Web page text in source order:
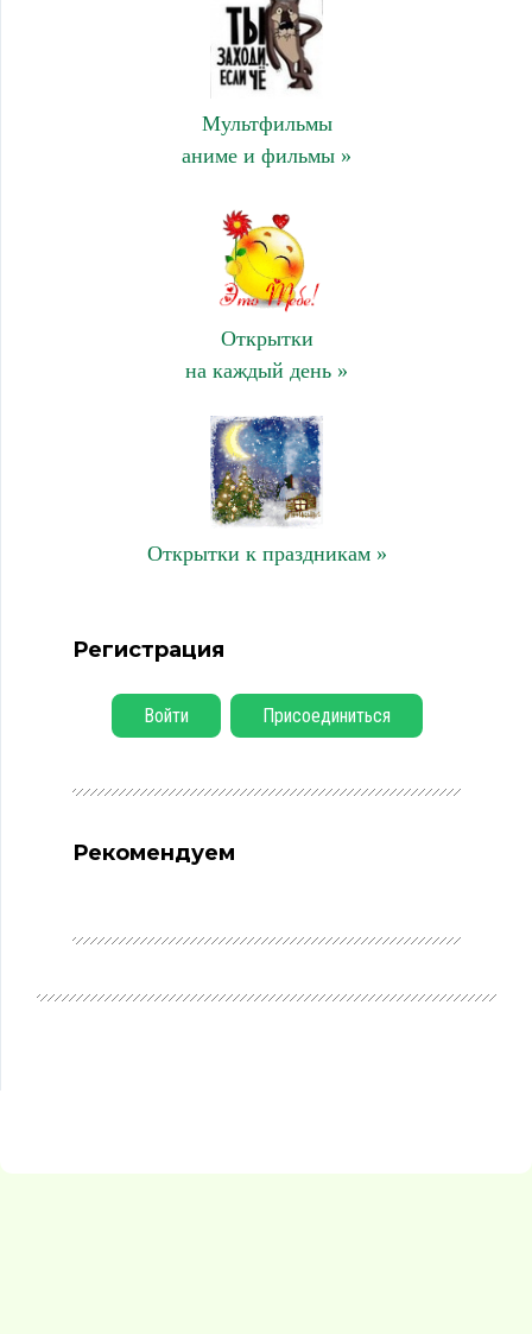
Мультфильмы
аниме и фильмы »
Открытки
на каждый день »
Открытки к праздникам »
Регистрация
Войти Присоединиться
Рекомендуем